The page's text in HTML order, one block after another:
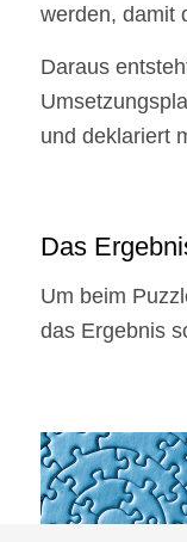
werden, damit
Daraus
und deklariert
Das
Um beim
das Ergebnis